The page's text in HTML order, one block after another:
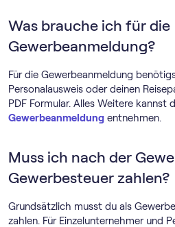
Was brauche ich für die
Gewerbeanmeldung?
Für die Gewerbeanmeldung
Personalausweis oder deinen
PDF Formular. Alles Weitere kannst
Gewerbeanmeldung entnehmen.
Muss ich nach der
Gewerbesteuer zahlen?
Grundsätzlich musst du als
zahlen. Für Einzelunternehmer und